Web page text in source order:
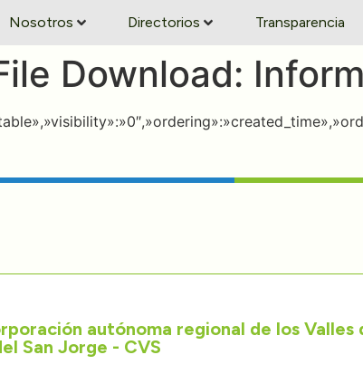
Nosotros Directorios Transparencia
Download:
autónoma regional de los Valles
San Jorge - CVS